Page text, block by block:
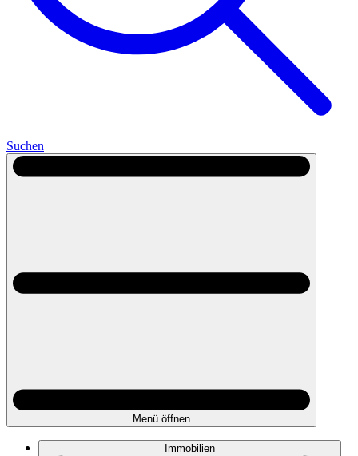
Suchen
Menü öffnen
Immobilien